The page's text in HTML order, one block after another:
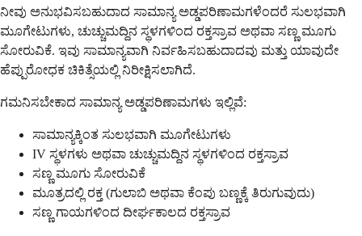
ನೀವು ಅನುಭವಿಸಬಹುದಾದ ಸಾಮಾನ್ಯ ಅಡ್ಡಪರಿಣಾಮಗಳೆಂದರೆ ಸುಲಭವಾಗಿ
ಮೂಗೇಟುಗಳು, ಚುಚ್ಚುಮದ್ದಿನ ಸ್ಥಳಗಳಿಂದ ರಕ್ತಸ್ರಾವ ಅಥವಾ ಸಣ್ಣ ಮೂಗು
ಸೋರುವಿಕೆ. ಇವು ಸಾಮಾನ್ಯವಾಗಿ ನಿರ್ವಹಿಸಬಹುದಾದವು ಮತ್ತು ಯಾವುದೇ
ಹೆಪ್ಪುರೋಧಕ ಚಿಕಿತ್ಸೆಯಲ್ಲಿ ನಿರೀಕ್ಷಿಸಲಾಗಿದೆ.
ಗಮನಿಸಬೇಕಾದ ಸಾಮಾನ್ಯ ಅಡ್ಡಪರಿಣಾಮಗಳು ಇಲ್ಲಿವೆ:
ಸಾಮಾನ್ಯಕ್ಕಿಂತ ಸುಲಭವಾಗಿ ಮೂಗೇಟುಗಳು
IV ಸ್ಥಳಗಳು ಅಥವಾ ಚುಚ್ಚುಮದ್ದಿನ ಸ್ಥಳಗಳಿಂದ ರಕ್ತಸ್ರಾವ
ಸಣ್ಣ ಮೂಗು ಸೋರುವಿಕೆ
ಮೂತ್ರದಲ್ಲಿ ರಕ್ತ (ಗುಲಾಬಿ ಅಥವಾ ಕೆಂಪು ಬಣ್ಣಕ್ಕೆ ತಿರುಗುವುದು)
ಸಣ್ಣ ಗಾಯಗಳಿಂದ ದೀರ್ಘಕಾಲದ ರಕ್ತಸ್ರಾವ